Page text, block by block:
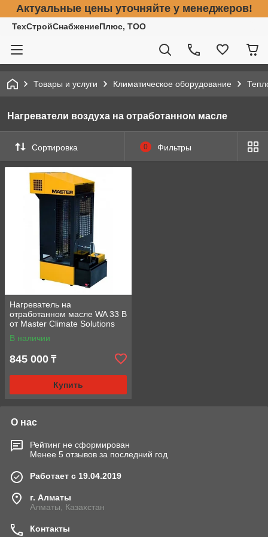
Актуальные цены уточняйте у менеджеров!
ТехСтройСнабжениеПлюс, ТОО
Товары и услуги Климатическое оборудование
Нагреватели воздуха на отработанном масле
Сортировка 0 Фильтры
Нагреватель на
отработанном масле WA 33 B
от Master Climate Solutions
В наличии
845 000 ₸
Купить
О нас
Рейтинг не сформирован
Менее 5 отзывов за последний год
Работает с 19.04.2019
г. Алматы
Алматы, Казахстан
Контакты